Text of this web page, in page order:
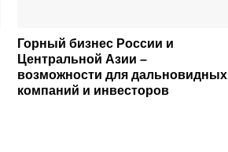
Горный бизнес России и
Центральной Азии –
возможности для дальновидных
компаний и инвесторов